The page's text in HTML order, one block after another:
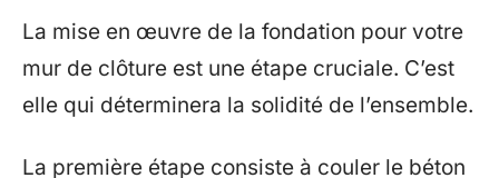
La mise en œuvre de la fondation pour votre
mur de clôture est une étape cruciale. C’est
elle qui déterminera la solidité de l’ensemble.
La première étape consiste à couler le béton